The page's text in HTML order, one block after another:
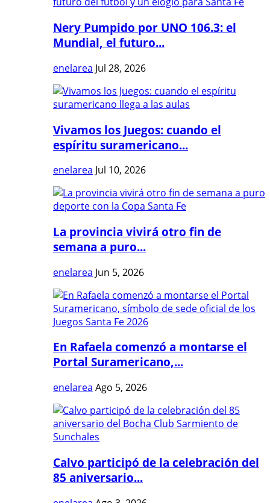
Nery Pumpido por UNO 106.3: el
Mundial, el futuro...
enelarea Jul 28, 2026
Vivamos los Juegos: cuando el
espíritu suramericano...
enelarea Jul 10, 2026
La provincia vivirá otro fin de
semana a puro...
enelarea Jun 5, 2026
En Rafaela comenzó a montarse el
Portal Suramericano,...
enelarea Ago 5, 2026
Calvo participó de la celebración del
85 aniversario...